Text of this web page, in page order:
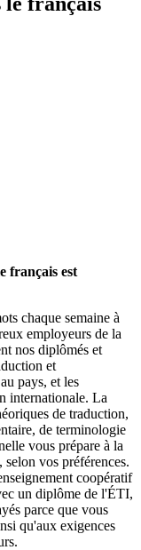
français est
chaque semaine à
employeurs de la
nos diplômés et
et
pays, et les
internationale. La
de traduction,
de terminologie
vous prépare à la
vos préférences.
coopératif
un diplôme de l'ÉTI,
parce que vous
qu'aux exigences